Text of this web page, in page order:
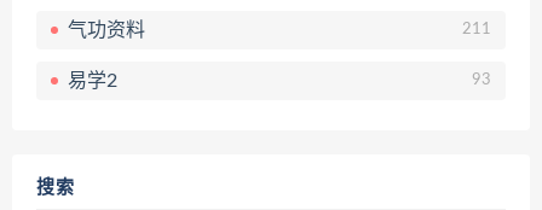
气功资料 211
易学2 93
搜索